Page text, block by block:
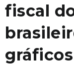
fiscal